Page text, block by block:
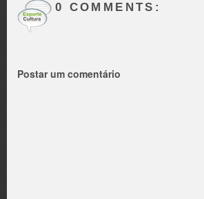
0 COMMENTS:
Postar um comentário